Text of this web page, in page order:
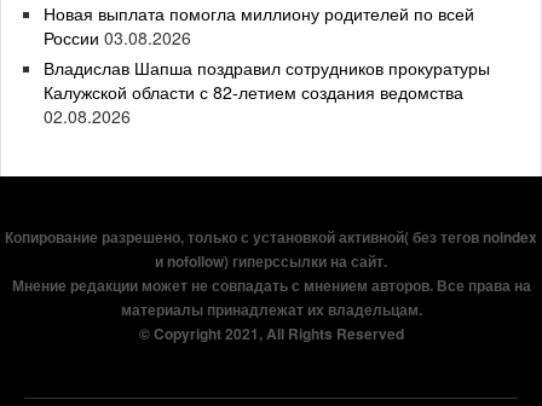
Новая выплата помогла миллиону родителей по всей
России 03.08.2026
Владислав Шапша поздравил сотрудников прокуратуры
Калужской области с 82-летием создания ведомства
02.08.2026
Копирование разрешено, только с установкой активной( без тегов noindex
и nofollow) гиперссылки на сайт.
Мнение редакции может не совпадать с мнением авторов. Все права на
материалы принадлежат их владельцам.
© Copyright 2021, All Rights Reserved